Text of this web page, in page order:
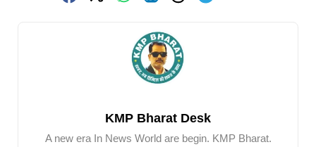
KMP Bharat Desk
A new era In News World are begin. KMP Bharat.